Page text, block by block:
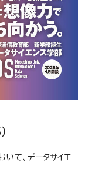
て、データサイエ